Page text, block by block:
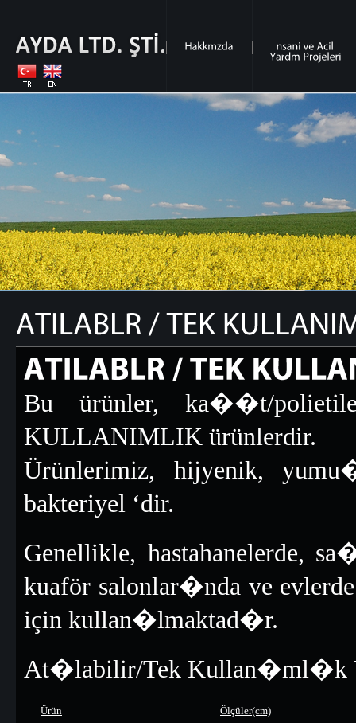
Bu ürünler, ka��t/
KULLANIMLIK ürünlerdir.
Ürünlerimiz, hijyenik,
bakteriyel ‘dir.
Genellikle, hastahanelerde,
kuaför salonlar�nda ve
için kullan�lmaktad�r.
At�labilir/Tek Kullan�ml�k
Ürün Ölçüler(cm)